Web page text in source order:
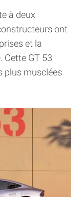
à deux
ont
et la
GT 53
plus musclées